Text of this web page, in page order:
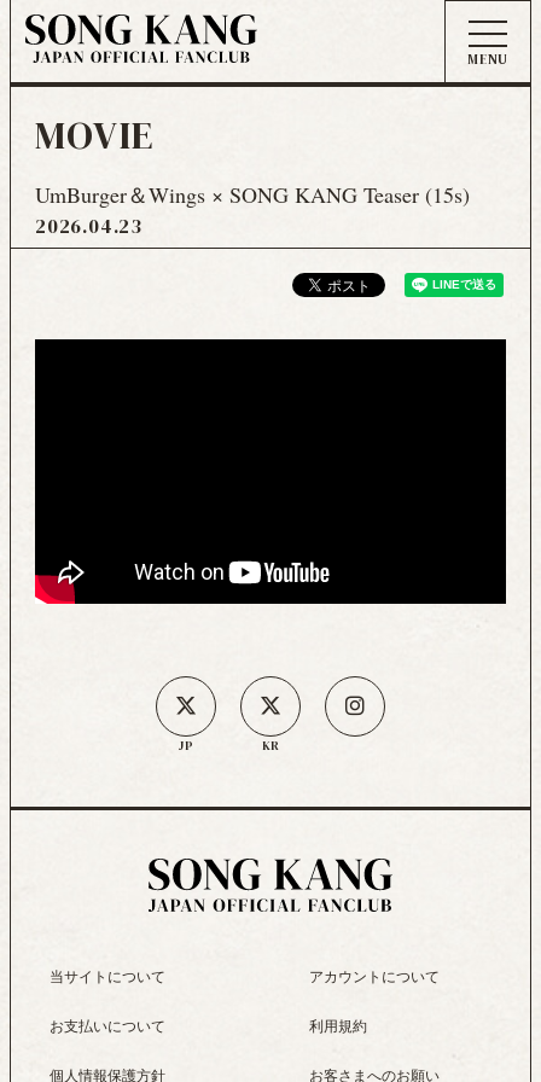
MOVIE
UmBurger＆Wings × SONG KANG Teaser (15s)
2026 04 23
JP KR
当サイトについて アカウントについて
お支払いについて 利用規約
個人情報保護方針 お客さまへのお願い